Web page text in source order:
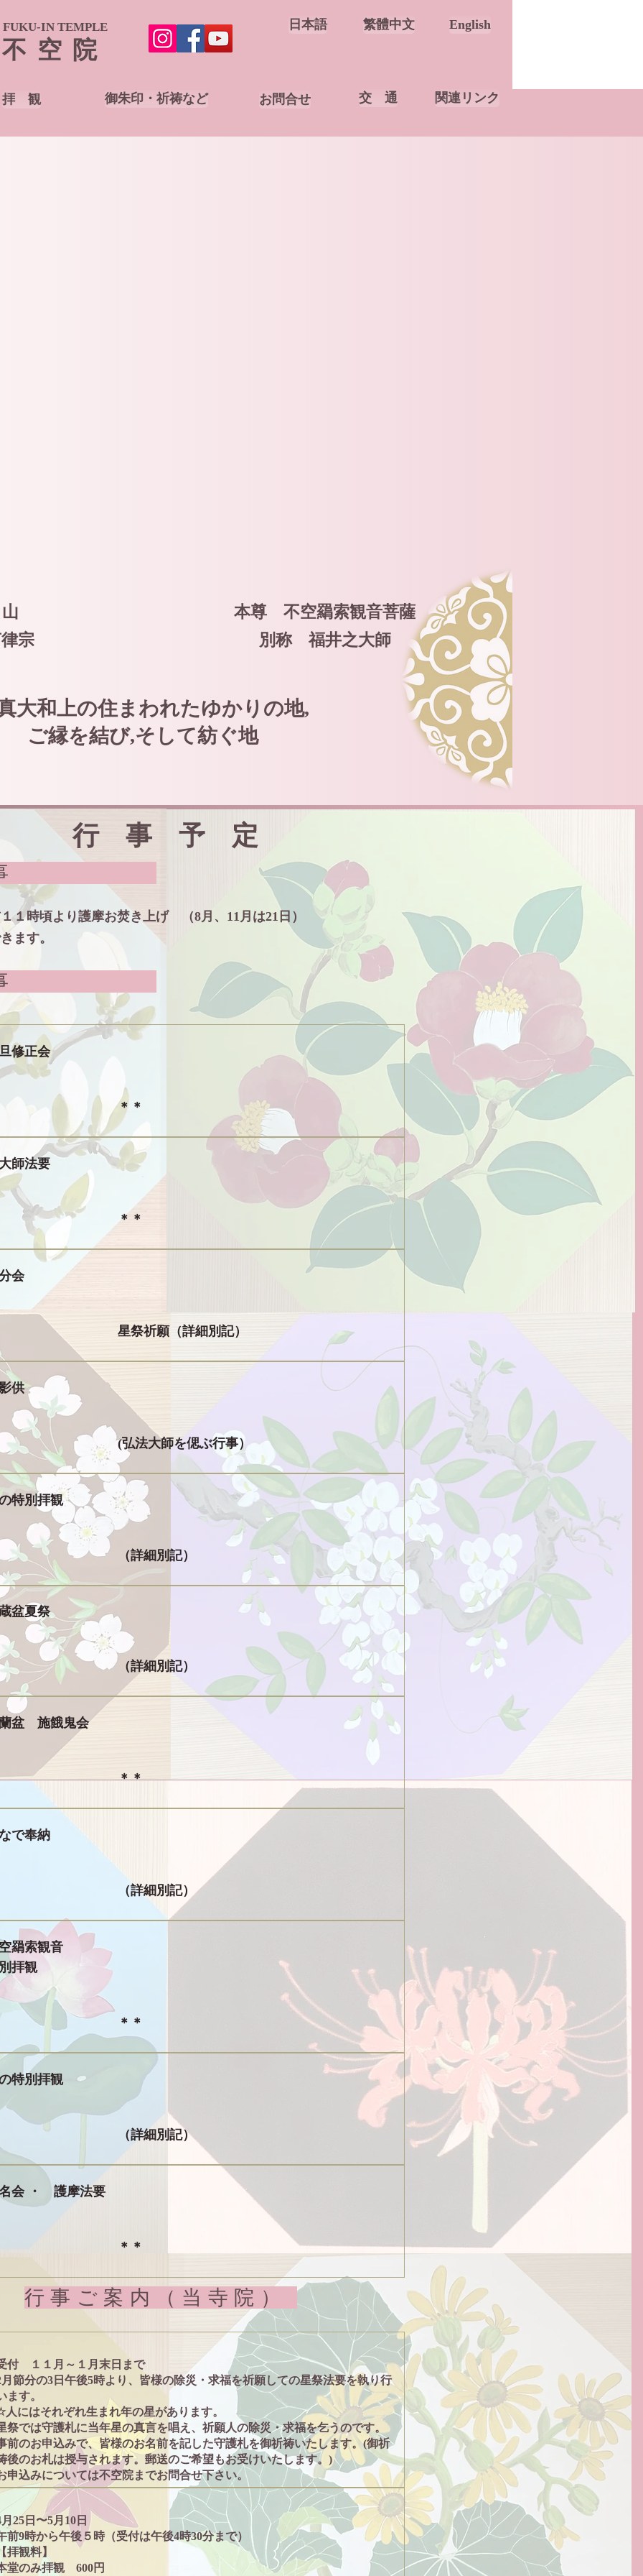
不空院
FUKU-IN TEMPLE 日本語 繁體中文 English
拝 観 御朱印・祈祷など お問合せ 交 通 関連リンク
山
宗
本尊 不空羂索観音菩薩
別称 福井之大師
大和上の住まわれたゆかりの地,
ご縁を結び,そして紡ぐ地
​行 事 予 定
行事
１時頃より護摩お焚き上げ （8月、11月は21日）
ます。
行事
行事ご案内（当寺院）
修正会
​＊＊
師法要
​＊＊
会
星祭祈願（詳細別記）
供
(弘法大師を偲ぶ行事）
特別拝観
（詳細別記）
盆夏祭
（詳細別記）
盆 施餓鬼会
​＊＊
で奉納
（詳細別記）
羂索観音
拝観
＊＊
特別拝観
（詳細別記）
会 ・ 護摩法要
＊＊
付 １１月～１月末日まで
月節分の3日午後5時より、皆様の除災・求福を祈願しての星祭法要を執り行
ます。
人にはそれぞれ生まれ年の星があります。
祭では守護札に当年星の真言を唱え、祈願人の除災・求福を乞うのです。
前のお申込みで、皆様のお名前を記した守護札を御祈祷いたします。(御祈
後のお札は授与されます。郵送のご希望もお受けいたします。)
申込みについては不空院までお問合せ下さい。
25日〜5月10日
前9時から午後５時（受付は午後4時30分まで）
拝観料】
堂のみ拝観 600円​